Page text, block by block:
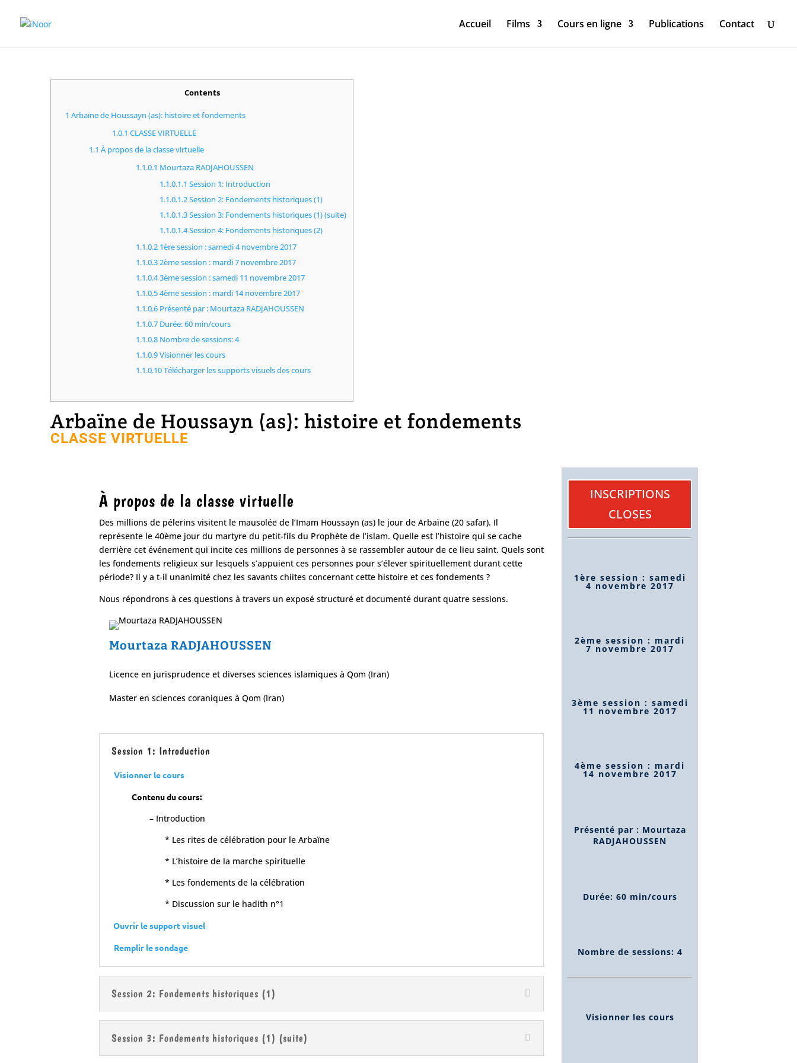
Accueil Films Cours en ligne Publications Contact
Contents
1 Arbaïne de Houssayn (as): histoire et fondements
1.0.1 CLASSE VIRTUELLE
1.1 À propos de la classe virtuelle
1.1.0.1 Mourtaza RADJAHOUSSEN
1.1.0.1.1 Session 1: Introduction
1.1.0.1.2Session 2: Fondements historiques (1)
1.1.0.1.3Session 3: Fondements historiques (1) (suite)
1.1.0.1.4Session 4: Fondements historiques (2)
1.1.0.2 1ère session : samedi 4 novembre 2017
1.1.0.32ème session : mardi 7 novembre 2017
1.1.0.43ème session : samedi 11 novembre 2017
1.1.0.54ème session : mardi 14 novembre 2017
1.1.0.6 Présenté par : Mourtaza RADJAHOUSSEN
1.1.0.7 Durée: 60 min/cours
1.1.0.8 Nombre de sessions: 4
1.1.0.9Visionner les cours
1.1.0.10Télécharger les supports visuels des cours
Arbaïne de Houssayn (as): histoire et fondements
CLASSE VIRTUELLE
À propos de la classe virtuelle
Des millions de pélerins visitent le mausolée de l’Imam Houssayn (as) le jour de Arbaïne (20 safar). Il
représente le 40ème jour du martyre du petit-fils du Prophète de l’islam. Quelle est l’histoire qui se cache
derrière cet événement qui incite ces millions de personnes à se rassembler autour de ce lieu saint. Quels sont
les fondements religieux sur lesquels s’appuient ces personnes pour s’élever spirituellement durant cette
période? Il y a t-il unanimité chez les savants chiites concernant cette histoire et ces fondements ?
Nous répondrons à ces questions à travers un exposé structuré et documenté durant quatre sessions.
Mourtaza RADJAHOUSSEN
Licence en jurisprudence et diverses sciences islamiques à Qom (Iran)
Master en sciences coraniques à Qom (Iran)
Session 1: Introduction
Visionner le cours
Contenu du cours:
– Introduction
* Les rites de célébration pour le Arbaïne
* L’histoire de la marche spirituelle
* Les fondements de la célébration
* Discussion sur le hadith n°1
Ouvrir le support visuel
Remplir le sondage
Session 2: Fondements historiques (1)
Session 3: Fondements historiques (1) (suite)
INSCRIPTIONS
CLOSES
1ère session : samedi
4 novembre 2017
2ème session : mardi
7 novembre 2017
3ème session : samedi
11 novembre 2017
4ème session : mardi
14 novembre 2017
Présenté par : Mourtaza
RADJAHOUSSEN
Durée: 60 min/cours
Nombre de sessions: 4
Visionner les cours